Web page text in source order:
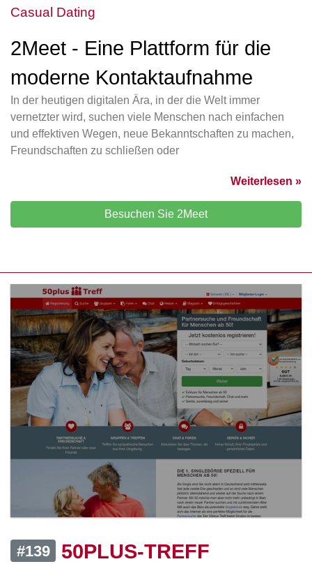
Casual Dating
2Meet - Eine Plattform für die
moderne Kontaktaufnahme
In der heutigen digitalen Ära, in der die Welt immer
vernetzter wird, suchen viele Menschen nach einfachen
und effektiven Wegen, neue Bekanntschaften zu machen,
Freundschaften zu schließen oder
Weiterlesen »
Besuchen Sie 2Meet
#139 50PLUS-TREFF